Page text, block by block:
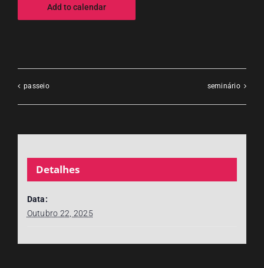
Add to calendar
passeio seminário
Detalhes
Data:
Outubro 22, 2025